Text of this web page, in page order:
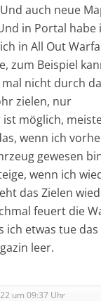
auch neue
in Portal habe
in All Out
zum Beispiel
nicht durch
zielen, nur
möglich,
wenn ich
gewesen
wenn ich
das Zielen
feuert die
ich etwas tue das
leer.
um 09:37 Uhr